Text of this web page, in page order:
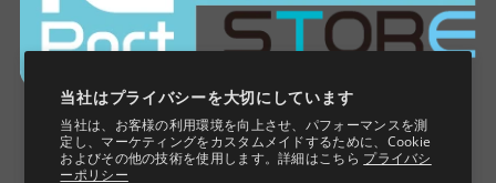
当社はプライバシーを大切にしています
当社は、お客様の利用環境を向上させ、パフォーマンスを測
定し、マーケティングをカスタムメイドするために、Cookie
およびその他の技術を使用します。詳細はこちら プライバシ
ーポリシー